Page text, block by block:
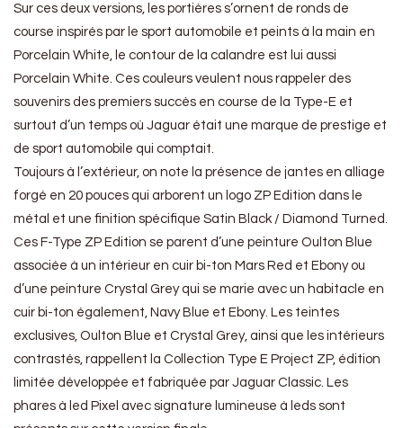
Sur ces deux versions, les portières s’ornent de ronds de
course inspirés par le sport automobile et peints à la main en
Porcelain White, le contour de la calandre est lui aussi
Porcelain White. Ces couleurs veulent nous rappeler des
souvenirs des premiers succès en course de la Type-E et
surtout d’un temps où Jaguar était une marque de prestige et
de sport automobile qui comptait.
Toujours à l’extérieur, on note la présence de jantes en alliage
forgé en 20 pouces qui arborent un logo ZP Edition dans le
métal et une finition spécifique Satin Black / Diamond Turned.
Ces F-Type ZP Edition se parent d’une peinture Oulton Blue
associée à un intérieur en cuir bi-ton Mars Red et Ebony ou
d’une peinture Crystal Grey qui se marie avec un habitacle en
cuir bi-ton également, Navy Blue et Ebony. Les teintes
exclusives, Oulton Blue et Crystal Grey, ainsi que les intérieurs
contrastés, rappellent la Collection Type E Project ZP, édition
limitée développée et fabriquée par Jaguar Classic. Les
phares à led Pixel avec signature lumineuse à leds sont